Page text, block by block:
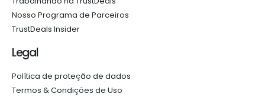
Nosso Programa de Parceiros
TrustDeals Insider
Legal
Política de proteção de dados
Termos & Condições de Uso